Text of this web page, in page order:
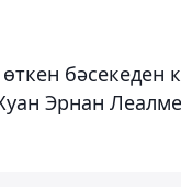
бәсекеден
Эрнан